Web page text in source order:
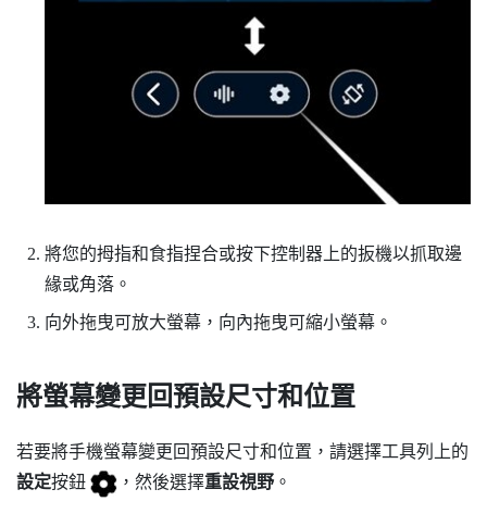
將您的拇指和食指捏合或按下控制器上的扳機以抓取邊
緣或角落。
向外拖曳可放大螢幕，向內拖曳可縮小螢幕。
將螢幕變更回預設尺寸和位置
若要將手機螢幕變更回預設尺寸和位置，請選擇工具列上的
設定按鈕 ，然後選擇重設視野 。